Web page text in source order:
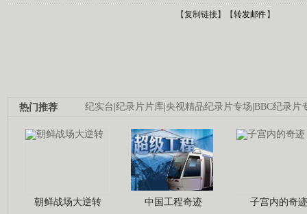
【复制链接】【转发邮件】
纪实台|纪录片片库|央视精品纪录片专场|BBC纪录片
热门推荐
朝鲜战场大逆转 中国工程奇迹 子宫内的奇迹